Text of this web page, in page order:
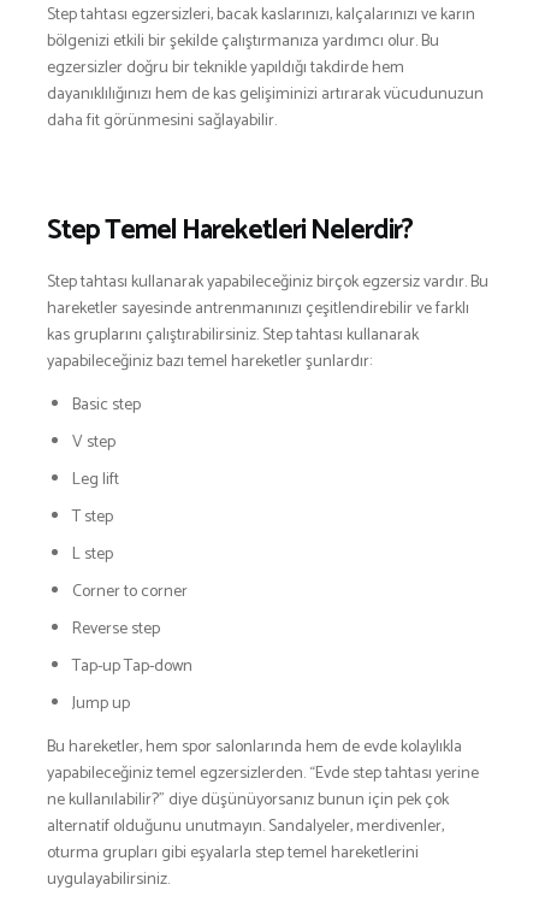
Step tahtası egzersizleri, bacak kaslarınızı, kalçalarınızı ve karın
bölgenizi etkili bir şekilde çalıştırmanıza yardımcı olur. Bu
egzersizler doğru bir teknikle yapıldığı takdirde hem
dayanıklılığınızı hem de kas gelişiminizi artırarak vücudunuzun
daha fit görünmesini sağlayabilir.
Step Temel Hareketleri Nelerdir?
Step tahtası kullanarak yapabileceğiniz birçok egzersiz vardır. Bu
hareketler sayesinde antrenmanınızı çeşitlendirebilir ve farklı
kas gruplarını çalıştırabilirsiniz. Step tahtası kullanarak
yapabileceğiniz bazı temel hareketler şunlardır:
Basic step
V step
Leg lift
T step
L step
Corner to corner
Reverse step
Tap-up Tap-down
Jump up
Bu hareketler, hem spor salonlarında hem de evde kolaylıkla
yapabileceğiniz temel egzersizlerden. “Evde step tahtası yerine
ne kullanılabilir?” diye düşünüyorsanız bunun için pek çok
alternatif olduğunu unutmayın. Sandalyeler, merdivenler,
oturma grupları gibi eşyalarla step temel hareketlerini
uygulayabilirsiniz.